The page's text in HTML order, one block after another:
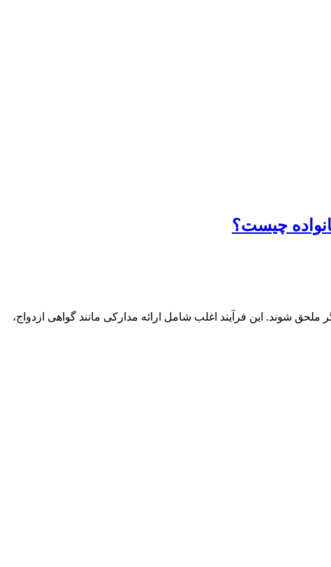
چیست؟
این فرآیند اغلب شامل ارائه مدارکی مانند گواهی ازدواج،